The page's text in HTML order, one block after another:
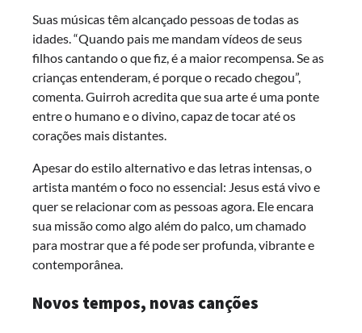
Suas músicas têm alcançado pessoas de todas as
idades. “Quando pais me mandam vídeos de seus
filhos cantando o que fiz, é a maior recompensa. Se as
crianças entenderam, é porque o recado chegou”,
comenta. Guirroh acredita que sua arte é uma ponte
entre o humano e o divino, capaz de tocar até os
corações mais distantes.
Apesar do estilo alternativo e das letras intensas, o
artista mantém o foco no essencial: Jesus está vivo e
quer se relacionar com as pessoas agora. Ele encara
sua missão como algo além do palco, um chamado
para mostrar que a fé pode ser profunda, vibrante e
contemporânea.
Novos tempos, novas canções